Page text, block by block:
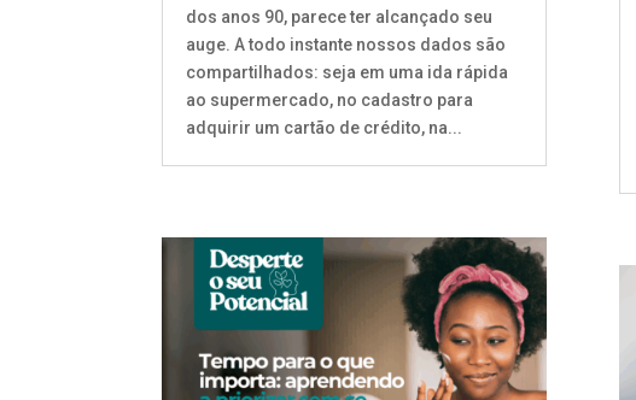
dos anos 90, parece ter alcançado seu
auge. A todo instante nossos dados são
compartilhados: seja em uma ida rápida
ao supermercado, no cadastro para
adquirir um cartão de crédito, na...